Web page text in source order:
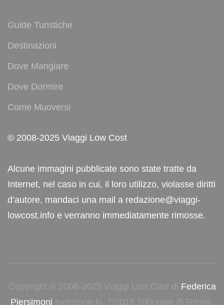
Guide Turistiche
Destinazioni
Dove Mangiare
Dove Dormire
Come Muoversi
© 2008-2025 Viaggi Low Cost
Alcune immagini pubblicate sono state tratte da
Internet, nel caso in cui, il loro utilizzo, violasse diritti
d’autore, mandaci una mail a redazione@viaggi-
lowcost.info e verranno immediatamente rimosse.
Copyright © 2008-2025 Viaggi Low Cost di Federica
Piersimoni Iscrizione N. 7/2013 Tribunale di Rimini.